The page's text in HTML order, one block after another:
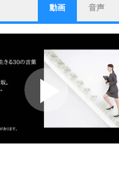
ストレス対策
他人と比べない。
いっそのこと、他
いらいらしない人にな
プラス思考
ポジティブになれ
しないから。
ポジティブ思考になる
ストレス対策
動画 音声